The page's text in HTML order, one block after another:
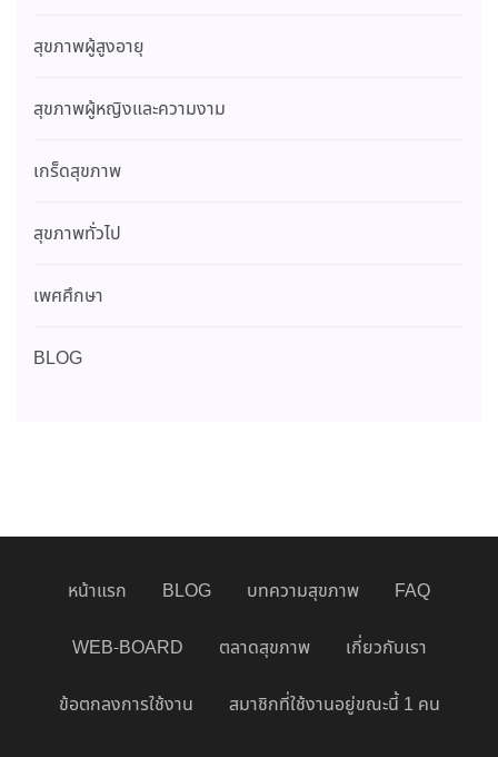
สุขภาพผู้สูงอายุ
สุขภาพผู้หญิงและความงาม
เกร็ดสุขภาพ
สุขภาพทั่วไป
เพศศึกษา
BLOG
หน้าแรก BLOG บทความสุขภาพ FAQ
WEB-BOARD ตลาดสุขภาพ เกี่ยวกับเรา
ข้อตกลงการใช้งาน สมาชิกที่ใช้งานอยู่ขณะนี้ 1 คน